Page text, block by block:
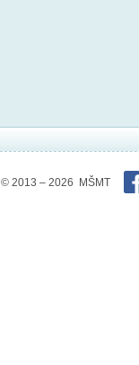
© 2013 – 2026 MŠMT